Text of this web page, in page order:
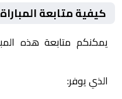
كيفية متابعة المباراة
يمكنكم متابعة هذه
الذي يوفر: